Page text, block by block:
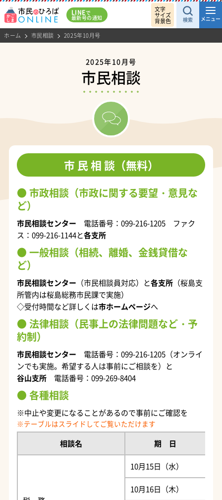
LINEで
最新号の通知
文字
サイズ
背景色 検索 メニュー
ホーム 市民相談 2025年10月号
2025年10月号
市民相談
市 民 相 談（無料）
市政相談（市政に関する要望・意見な
ど）
市民相談センター 電話番号：099-216-1205 ファク
ス：099-216-1144と各支所
一般相談（相続、離婚、金銭貸借な
ど）
市民相談センター （市民相談員対応）と各支所 （桜島支
所管内は桜島総務市民課で実施）
◇受付時間など詳しくは市ホームページへ
法律相談（民事上の法律問題など・予
約制）
市民相談センター 電話番号：099-216-1205（オンライ
ンでも実施。希望する人は事前にご相談を）と
谷山支所 電話番号：099-269-8404
各種相談
※中止や変更になることがあるので事前にご確認を
相談名 期 日
10月15日（水）
10月16日（木）